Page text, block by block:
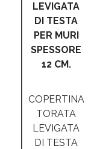
LEVIGATA
DI TESTA
PER MURI
SPESSORE
12 CM.
COPERTINA
TORATA
LEVIGATA
DI TESTA